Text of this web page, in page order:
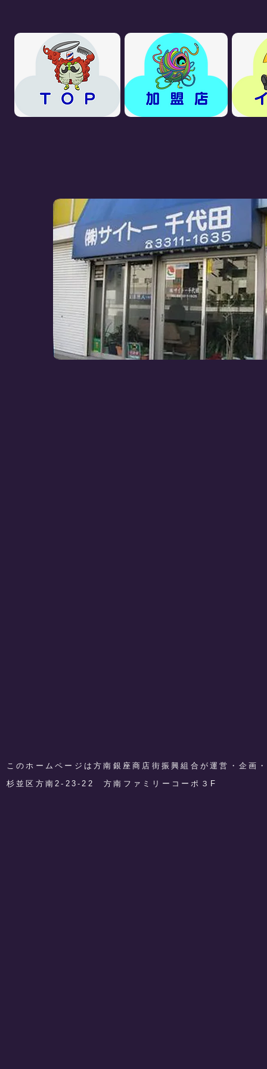
このホームページは方南銀座商店街振興組合が運営・企画
​杉並区方南2-23-22 方南ファミリーコーポ３F